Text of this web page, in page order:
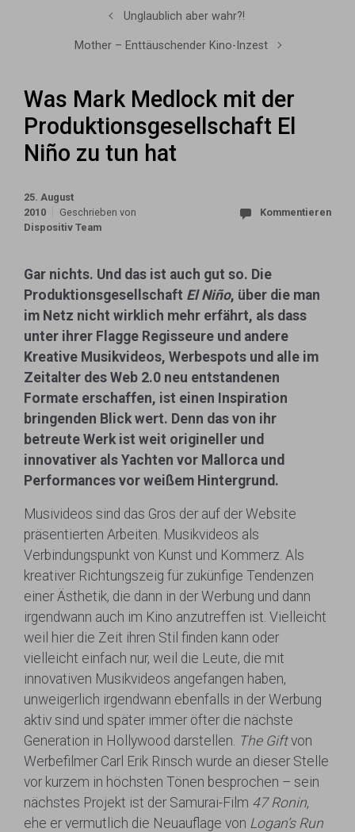
Unglaublich aber wahr?!
Mother – Enttäuschender Kino-Inzest
Was Mark Medlock mit der
Produktionsgesellschaft El
Niño zu tun hat
25. August
2010
Geschrieben von
Dispositiv Team
Kommentieren
Gar nichts. Und das ist auch gut so. Die
Produktionsgesellschaft El Niño, über die man
im Netz nicht wirklich mehr erfährt, als dass
unter ihrer Flagge Regisseure und andere
Kreative Musikvideos, Werbespots und alle im
Zeitalter des Web 2.0 neu entstandenen
Formate erschaffen, ist einen Inspiration
bringenden Blick wert. Denn das von ihr
betreute Werk ist weit origineller und
innovativer als Yachten vor Mallorca und
Performances vor weißem Hintergrund.
Musivideos sind das Gros der auf der Website
präsentierten Arbeiten. Musikvideos als
Verbindungspunkt von Kunst und Kommerz. Als
kreativer Richtungszeig für zukünfige Tendenzen
einer Ästhetik, die dann in der Werbung und dann
irgendwann auch im Kino anzutreffen ist. Vielleicht
weil hier die Zeit ihren Stil finden kann oder
vielleicht einfach nur, weil die Leute, die mit
innovativen Musikvideos angefangen haben,
unweigerlich irgendwann ebenfalls in der Werbung
aktiv sind und später immer öfter die nächste
Generation in Hollywood darstellen. The Giftvon
Werbefilmer Carl Erik Rinsch wurde an dieser Stelle
vor kurzem in höchsten Tönen besprochen – sein
nächstes Projekt ist der Samurai-Film 47 Ronin,
ehe er vermutlich die Neuauflage von Logan’s Run